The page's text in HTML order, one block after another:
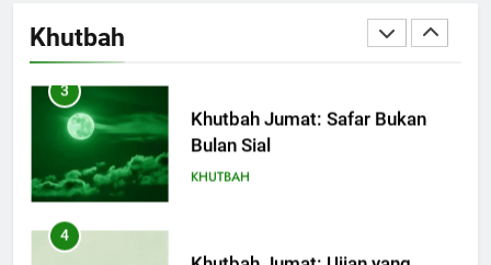
Khutbah
4
Khutbah Jumat: Ujian yang
Harus Kita Syukuri
5